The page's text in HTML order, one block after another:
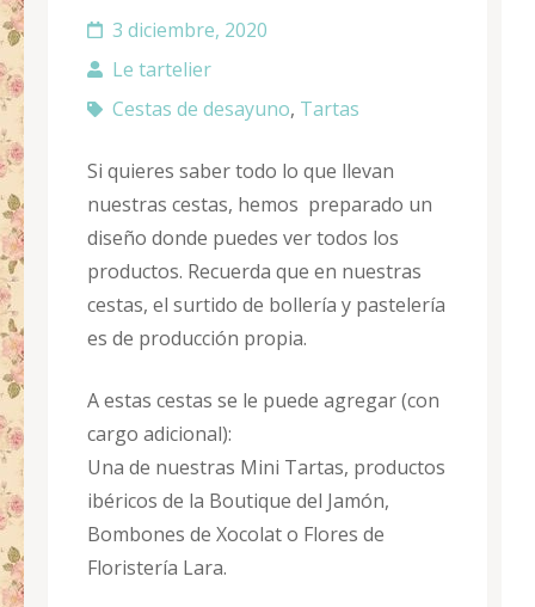
3 diciembre, 2020
Le tartelier
Cestas de desayuno, Tartas
Si quieres saber todo lo que llevan
nuestras cestas, hemos preparado un
diseño donde puedes ver todos los
productos. Recuerda que en nuestras
cestas, el surtido de bollería y pastelería
es de producción propia.
A estas cestas se le puede agregar (con
cargo adicional):
Una de nuestras Mini Tartas, productos
ibéricos de la Boutique del Jamón,
Bombones de Xocolat o Flores de
Floristería Lara.